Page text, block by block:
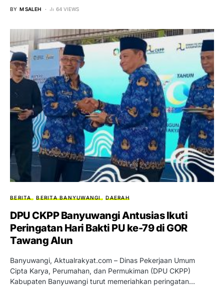
BY M SALEH 64 VIEWS
BERITA BERITA BANYUWANGI DAERAH
DPU CKPP Banyuwangi Antusias Ikuti
Peringatan Hari Bakti PU ke-79 di GOR
Tawang Alun
Banyuwangi, Aktualrakyat.com – Dinas Pekerjaan Umum
Cipta Karya, Perumahan, dan Permukiman (DPU CKPP)
Kabupaten Banyuwangi turut memeriahkan peringatan…